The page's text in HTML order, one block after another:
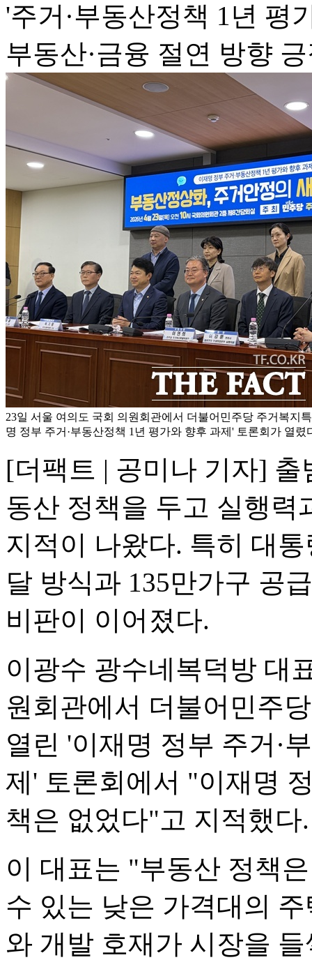
'주거·부동산정책 1년 평
부동산·금융 절연 방향
23일 서울 여의도 국회 의원회관에서 더불어민주당 주거복지
명 정부 주거·부동산정책 1년 평가와 향후 과제' 토론회가 열렸
[더팩트 | 공미나 기자]
동산 정책을 두고 실행력
지적이 나왔다. 특히 대
달 방식과 135만가구 공
비판이 이어졌다.
이광수 광수네복덕방 대
원회관에서 더불어민주
열린 '이재명 정부 주거·
제' 토론회에서 "이재명
책은 없었다"고 지적했다.
이 대표는 "부동산 정책
수 있는 낮은 가격대의
와 개발 호재가 시장을